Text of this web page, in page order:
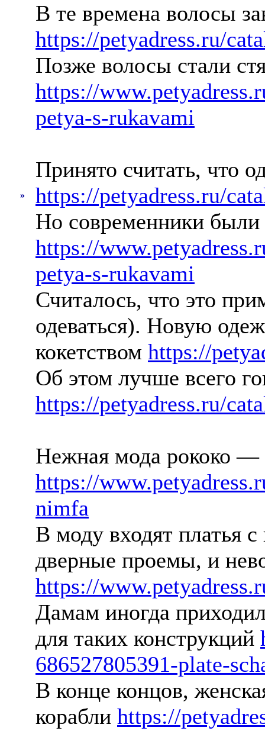
»
В те времена волосы
https://petyadress.ru/
Позже волосы стали
https://
petya-s-rukavami
Принято считать, что
https://petyadress.ru/
Но современники
https://
petya-s-rukavami
Считалось, что это
одеваться). Новую
кокетством https://
Об этом лучше всего
https://petyadress.ru/
Нежная мода рококо —
https://
nimfa
В моду входят платья
дверные проемы, и
https://
Дамам иногда
для таких конструкций
686527805391-plate-
В конце концов,
корабли https://